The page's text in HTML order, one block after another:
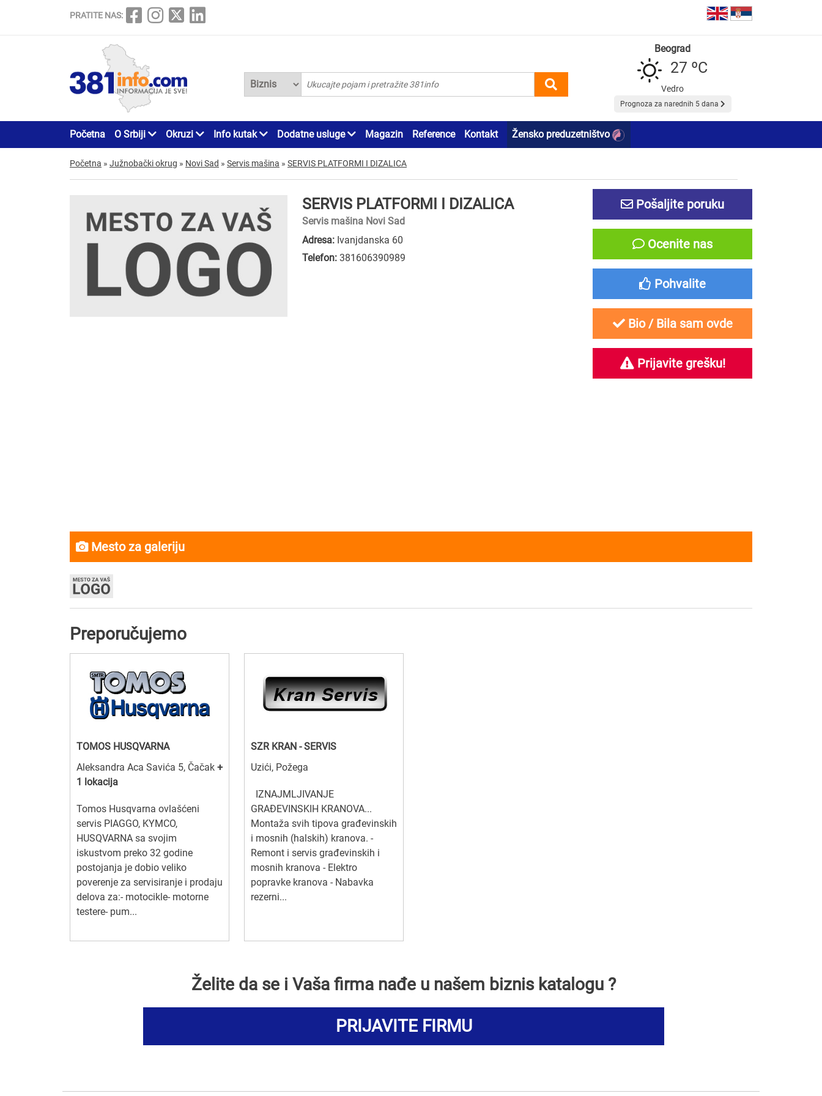
PRATITE NAS:
Beograd
27 ºC
Vedro
Prognoza za narednih 5 dana
Početna O Srbiji Okruzi Info kutak Dodatne usluge Magazin Reference Kontakt Žensko preduzetništvo
Početna » Južnobački okrug » Novi Sad » Servis mašina » SERVIS PLATFORMI I DIZALICA
SERVIS PLATFORMI I DIZALICA
Servis mašina Novi Sad
Adresa: Ivanjdanska 60
Telefon: 381606390989
Pošaljite poruku
Ocenite nas
Pohvalite
Bio / Bila sam ovde
Prijavite grešku!
Mesto za galeriju
Preporučujemo
TOMOS HUSQVARNA
Aleksandra Aca Savića 5, Čačak +
1 lokacija
Tomos Husqvarna ovlašćeni
servis PIAGGO, KYMCO,
HUSQVARNA sa svojim
iskustvom preko 32 godine
postojanja je dobio veliko
poverenje za servisiranje i prodaju
delova za:- motocikle- motorne
testere- pum...
SZR KRAN - SERVIS
Uzići, Požega
IZNAJMLJIVANJE
GRAĐEVINSKIH KRANOVA...
Montaža svih tipova građevinskih
i mosnih (halskih) kranova. -
Remont i servis građevinskih i
mosnih kranova - Elektro
popravke kranova - Nabavka
rezerni...
Želite da se i Vaša firma nađe u našem biznis katalogu ?
PRIJAVITE FIRMU